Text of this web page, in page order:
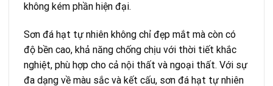
không kém phần hiện đại.
Sơn đá hạt tự nhiên không chỉ đẹp mắt mà còn có
độ bền cao, khả năng chống chịu với thời tiết khắc
nghiệt, phù hợp cho cả nội thất và ngoại thất. Với sự
đa dạng về màu sắc và kết cấu, sơn đá hạt tự nhiên